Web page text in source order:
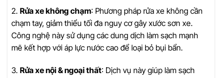
2. Rửa xe không chạm: Phương pháp rửa xe không cần
chạm tay, giảm thiểu tối đa nguy cơ gây xước sơn xe.
Công nghệ này sử dụng các dung dịch làm sạch mạnh
mẽ kết hợp với áp lực nước cao để loại bỏ bụi bẩn.
3. Rửa xe nội & ngoại thất: Dịch vụ này giúp làm sạch